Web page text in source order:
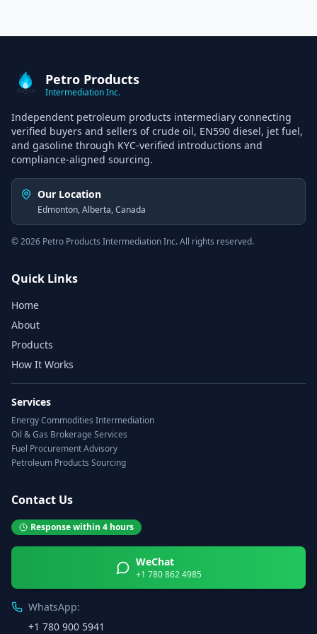
Petro Products
Intermediation Inc.
Independent petroleum products intermediary connecting
verified buyers and sellers of crude oil, EN590 diesel, jet fuel,
and gasoline through KYC-verified introductions and
compliance-aligned sourcing.
Our Location
Edmonton, Alberta, Canada
©2026 Petro Products Intermediation Inc. All rights reserved.
Quick Links
Home
About
Products
How It Works
Services
Energy Commodities Intermediation
Oil & Gas Brokerage Services
Fuel Procurement Advisory
Petroleum Products Sourcing
Contact Us
Response within 4 hours
WeChat
+1 780 862 4985
WhatsApp:
+1 780 900 5941